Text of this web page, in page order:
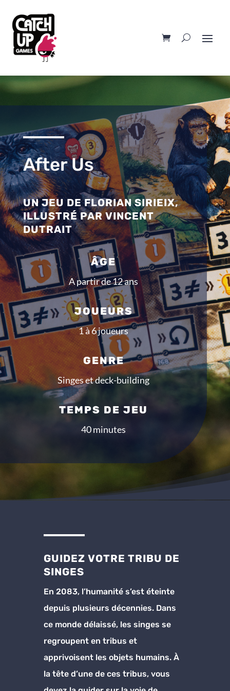
After Us
UN JEU DEFLORIAN SIRIEIX,
ILLUSTRÉ PARVINCENT
DUTRAIT
ÂGE
A partir de 12 ans
JOUEURS
1 à 6 joueurs
GENRE
Singes et deck-building
TEMPS DE JEU
40 minutes
GUIDEZ VOTRE TRIBU DE
SINGES
En 2083, l’humanité s’est éteinte
depuis plusieurs décennies. Dans
ce monde délaissé, les singes se
regroupent en tribus et
apprivoisent les objets humains. À
la tête d’une de ces tribus, vous